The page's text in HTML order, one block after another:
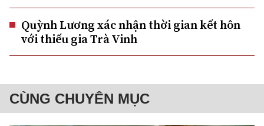
Quỳnh Lương xác nhận thời gian kết hôn
với thiếu gia Trà Vinh
CÙNG CHUYÊN MỤC